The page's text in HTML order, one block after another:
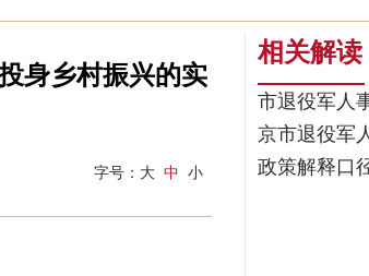
身乡村振兴的实
字号： 大 中 小
相关解读
市退役军人
京市退役军
政策解释口